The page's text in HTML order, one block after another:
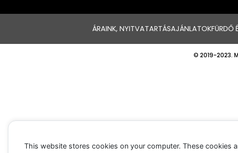
ÁRAINK, NYITVATARTÁSAJÁNLATOKFÜRDŐ
© 2019-2023.
This website stores cookies on your computer. These cookies